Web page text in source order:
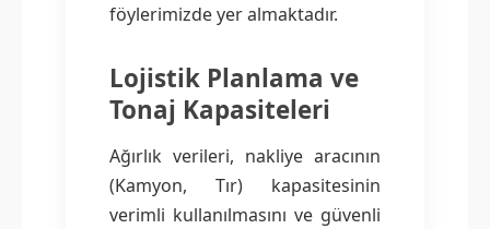
föylerimizde yer almaktadır.
Lojistik Planlama ve
Tonaj Kapasiteleri
Ağırlık verileri, nakliye aracının
(Kamyon, Tır) kapasitesinin
verimli kullanılmasını ve güvenli